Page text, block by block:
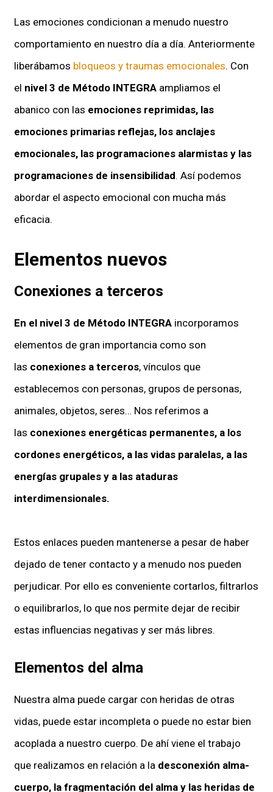
Las emociones condicionan a menudo nuestro
comportamiento en nuestro día a día. Anteriormente
liberábamos bloqueos y traumas emocionales. Con
el nivel 3 de Método INTEGRA ampliamos el
abanico con las emociones reprimidas, las
emociones primarias reflejas, los anclajes
emocionales, las programaciones alarmistas y las
programaciones de insensibilidad. Así podemos
abordar el aspecto emocional con mucha más
eficacia.
Elementos nuevos
Conexiones a terceros
En el nivel 3 de Método INTEGRA incorporamos
elementos de gran importancia como son
las conexiones a terceros, vínculos que
establecemos con personas, grupos de personas,
animales, objetos, seres… Nos referimos a
las conexiones energéticas permanentes, a los
cordones energéticos, a las vidas paralelas, a las
energías grupales y a las ataduras
interdimensionales.
Estos enlaces pueden mantenerse a pesar de haber
dejado de tener contacto y a menudo nos pueden
perjudicar. Por ello es conveniente cortarlos, filtrarlos
o equilibrarlos, lo que nos permite dejar de recibir
estas influencias negativas y ser más libres.
Elementos del alma
Nuestra alma puede cargar con heridas de otras
vidas, puede estar incompleta o puede no estar bien
acoplada a nuestro cuerpo. De ahí viene el trabajo
que realizamos en relación a la desconexión alma-
cuerpo, la fragmentación del alma y las heridas de